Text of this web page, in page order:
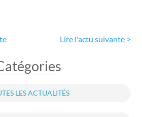
Lire l'actu suivante >
LES ACTUALITÉS